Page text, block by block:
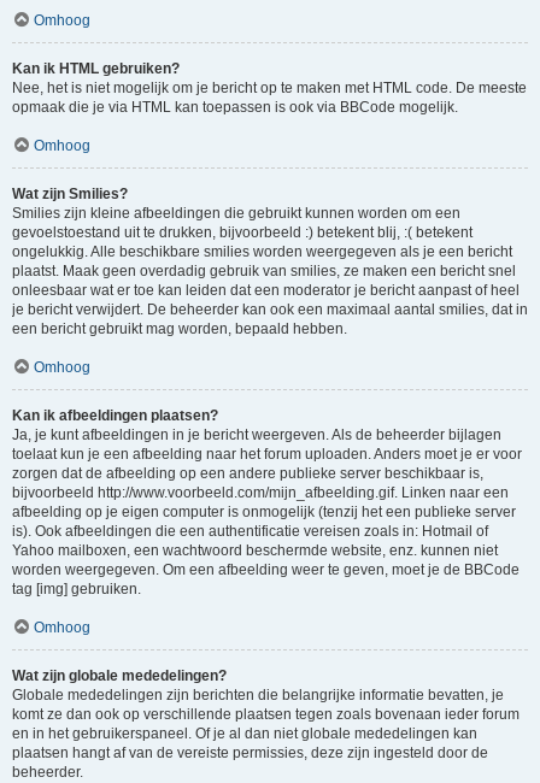
Omhoog
Kan ik HTML gebruiken?
Nee, het is niet mogelijk om je bericht op te maken met HTML code. De meeste
opmaak die je via HTML kan toepassen is ook via BBCode mogelijk.
Omhoog
Wat zijn Smilies?
Smilies zijn kleine afbeeldingen die gebruikt kunnen worden om een
gevoelstoestand uit te drukken, bijvoorbeeld :) betekent blij, :( betekent
ongelukkig. Alle beschikbare smilies worden weergegeven als je een bericht
plaatst. Maak geen overdadig gebruik van smilies, ze maken een bericht snel
onleesbaar wat er toe kan leiden dat een moderator je bericht aanpast of heel
je bericht verwijdert. De beheerder kan ook een maximaal aantal smilies, dat in
een bericht gebruikt mag worden, bepaald hebben.
Omhoog
Kan ik afbeeldingen plaatsen?
Ja, je kunt afbeeldingen in je bericht weergeven. Als de beheerder bijlagen
toelaat kun je een afbeelding naar het forum uploaden. Anders moet je er voor
zorgen dat de afbeelding op een andere publieke server beschikbaar is,
bijvoorbeeld http://www.voorbeeld.com/mijn_afbeelding.gif. Linken naar een
afbeelding op je eigen computer is onmogelijk (tenzij het een publieke server
is). Ook afbeeldingen die een authentificatie vereisen zoals in: Hotmail of
Yahoo mailboxen, een wachtwoord beschermde website, enz. kunnen niet
worden weergegeven. Om een afbeelding weer te geven, moet je de BBCode
tag [img] gebruiken.
Omhoog
Wat zijn globale mededelingen?
Globale mededelingen zijn berichten die belangrijke informatie bevatten, je
komt ze dan ook op verschillende plaatsen tegen zoals bovenaan ieder forum
en in het gebruikerspaneel. Of je al dan niet globale mededelingen kan
plaatsen hangt af van de vereiste permissies, deze zijn ingesteld door de
beheerder.